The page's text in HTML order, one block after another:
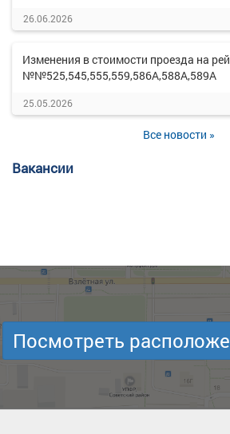
26.06.2026
Изменения в стоимости проезда на
№№525,545,555,559,586А,588А,589А
25.05.2026
Все новости »
Вакансии
Посмотреть